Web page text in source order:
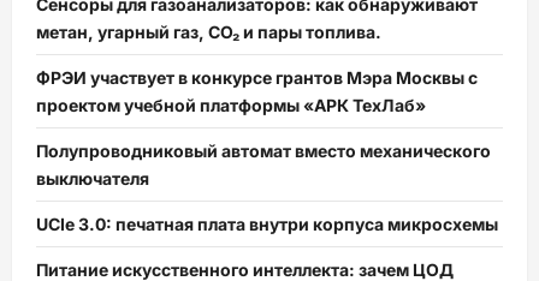
мир
Сенсоры для газоанализаторов: как обнаруживают
метан, угарный газ, CO₂ и пары топлива.
ФРЭИ участвует в конкурсе грантов Мэра Москвы с
проектом учебной платформы «АРК ТехЛаб»
Полупроводниковый автомат вместо механического
выключателя
UCIe 3.0: печатная плата внутри корпуса микросхемы
Питание искусственного интеллекта: зачем ЦОД